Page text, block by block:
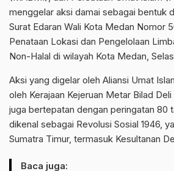
menggelar aksi damai sebagai bentuk
Surat Edaran Wali Kota Medan Nomor
Penataan Lokasi dan Pengelolaan
Non-Halal di wilayah Kota Medan,
Aksi yang digelar oleh Aliansi Umat
oleh Kerajaan Kejeruan Metar Bilad
juga bertepatan dengan peringatan 80
dikenal sebagai Revolusi Sosial 1946,
Sumatra Timur, termasuk Kesultanan
Baca juga: